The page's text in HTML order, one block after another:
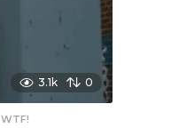
3.1k 0
,WTF!